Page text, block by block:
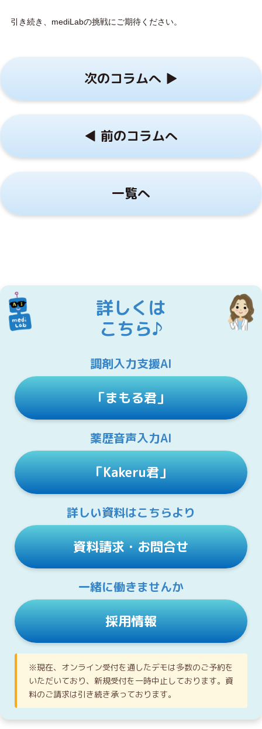
引き続き、mediLabの挑戦にご期待ください。
次のコラムへ ▶︎
◀︎ 前のコラムへ
一覧へ
詳しくは
こちら♪
調剤入力支援AI
「まもる君」
薬歴音声入力AI
「Kakeru君」
詳しい資料はこちらより
資料請求・お問合せ
一緒に働きませんか
採用情報
※現在、オンライン受付を通したデモは多数のご予約を
いただいており、新規受付を一時中止しております。資
料のご請求は引き続き承っております。